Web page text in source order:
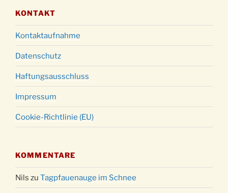
KONTAKT
Kontaktaufnahme
Datenschutz
Haftungsausschluss
Impressum
Cookie-Richtlinie (EU)
KOMMENTARE
Nils zu Tagpfauenauge im Schnee